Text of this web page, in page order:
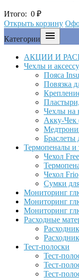
Итого: 0 ₽
Открыть корзину
Категории

АКЦИИ И
Чехлы и
Пояса
Повязка
Чехлы на
Акку-Чек
Браслеты
Термопеналы и
Чехол
Чехол Frio
Сумки
Мониторинг
Мониторинг
Мониторинг
Расходные
Тест-полоски
Тест-
Тест-
Тест-